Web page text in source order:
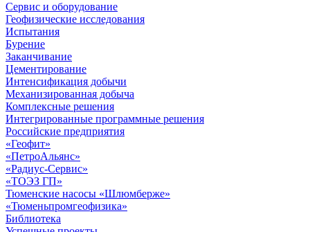
Сервис и оборудование
Геофизические исследования
Испытания
Бурение
Заканчивание
Цементирование
Интенсификация добычи
Механизированная добыча
Комплексные решения
Интегрированные программные решения
Российские предприятия
«Геофит»
«ПетроАльянс»
«Радиус-Сервис»
«ТОЭЗ ГП»
Тюменские насосы «Шлюмберже»
«Тюменьпромгеофизика»
Библиотека